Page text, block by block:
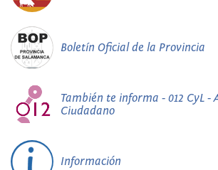
Boletín Oficial de la Provincia
También te informa - 012 CyL -
Ciudadano
Información